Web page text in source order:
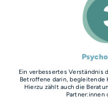
Ein verbessertes Verständnis
Betroffene darin, begleitende
Hierzu zählt auch die
Partner:innen